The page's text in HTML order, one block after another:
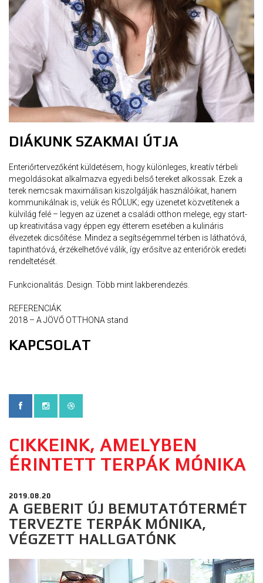
DIÁKUNK SZAKMAI ÚTJA
Enteriőrtervezőként küldetésem, hogy különleges, kreatív térbeli
megoldásokat alkalmazva egyedi belső tereket alkossak. Ezek a
terek nemcsak maximálisan kiszolgálják használóikat, hanem
kommunikálnak is, velük és RÓLUK; egy üzenetet közvetítenek a
külvilág felé – legyen az üzenet a családi otthon melege, egy start-
up kreativitása vagy éppen egy étterem esetében a kulináris
élvezetek dicsőítése. Mindez a segítségemmel térben is láthatóvá,
tapinthatóvá, érzékelhetővé válik, így erősítve az enteriőrök eredeti
rendeltetését.
Funkcionalitás. Design. Több mint lakberendezés.
REFERENCIÁK
2018 – A JÖVŐ OTTHONA stand
KAPCSOLAT
CIKKEINK, AMELYBEN
ÉRINTETT TERPÁK MÓNIKA
2019.08.20
A GEBERIT ÚJ BEMUTATÓTERMÉT
TERVEZTE TERPÁK MÓNIKA,
VÉGZETT HALLGATÓNK